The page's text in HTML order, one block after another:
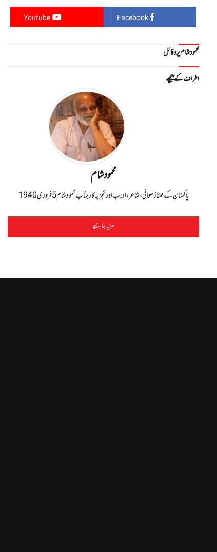
Facebook
Youtube
محمود شام پروفائل
اطراف کے پیچھے
محمود شام
پاکستان کے ممتاز صحافی، شاعر، ادیب اور تجزیہ کار جناب محمود شام 5 فروری 1940
مزید جانیے